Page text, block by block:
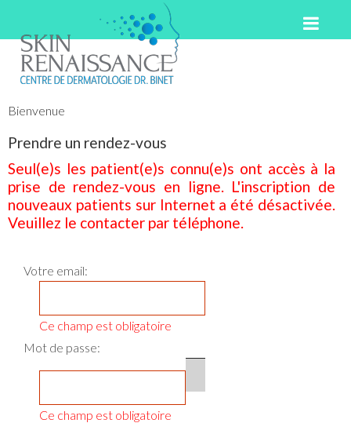
Bienvenue
Prendre un rendez-vous
Seul(e)s les patient(e)s connu(e)s ont accès à la
prise de rendez-vous en ligne. L'inscription de
nouveaux patients sur Internet a été désactivée.
Veuillez le contacter par téléphone.
Votre email:
Ce champ est obligatoire
Mot de passe:
Ce champ est obligatoire
SEUL(E)S LES PATIENT(E)S CONNU(E)S ONT ACCÈS À
LA PRISE DE RENDEZ-VOUS EN LIGNE.
L'INSCRIPTION DE NOUVEAUX PATIENTS SUR
INTERNET A ÉTÉ DÉSACTIVÉE. VEUILLEZ LE
MOT DE PASSE OUBLIÉ